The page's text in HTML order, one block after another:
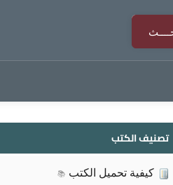
تصنيف الكتب
كيفية تحميل الكتب 📚